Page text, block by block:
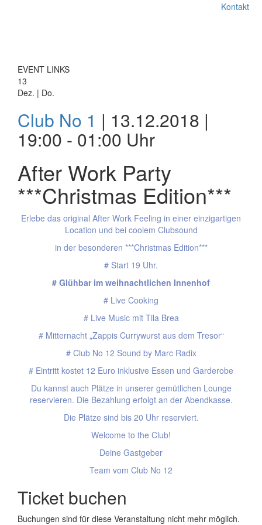
Kontakt
EVENT LINKS
13
Dez. | Do.
Club No 1 | 13.12.2018 |
19:00 - 01:00 Uhr
After Work Party
***Christmas Edition***
Erlebe das original After Work Feeling in einer einzigartigen
Location und bei coolem Clubsound
in der besonderen ***Christmas Edition***
# Start 19 Uhr.
# Glühbar im weihnachtlichen Innenhof
# Live Cooking
# Live Music mit Tila Brea
# Mitternacht „Zappis Currywurst aus dem Tresor“
# Club No 12 Sound by Marc Radix
# Eintritt kostet 12 Euro inklusive Essen und Garderobe
Du kannst auch Plätze in unserer gemütlichen Lounge
reservieren. Die Bezahlung erfolgt an der Abendkasse.
Die Plätze sind bis 20 Uhr reserviert.
Welcome to the Club!
Deine Gastgeber
Team vom Club No 12
Ticket buchen
Buchungen sind für diese Veranstaltung nicht mehr möglich.